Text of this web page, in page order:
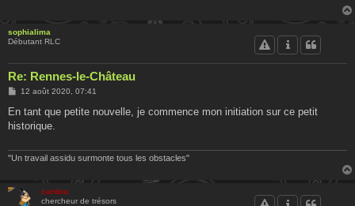
sophialima
Débutant RLC
Re: Rennes-le-Château
M
s
a
12 août 2020, 07:41
En tant que petite nouvelle, je commence mon initiation sur ce petit
historique.
"Un travail assidu surmonte tous les obstacles"
cardou
chercheur de trésors